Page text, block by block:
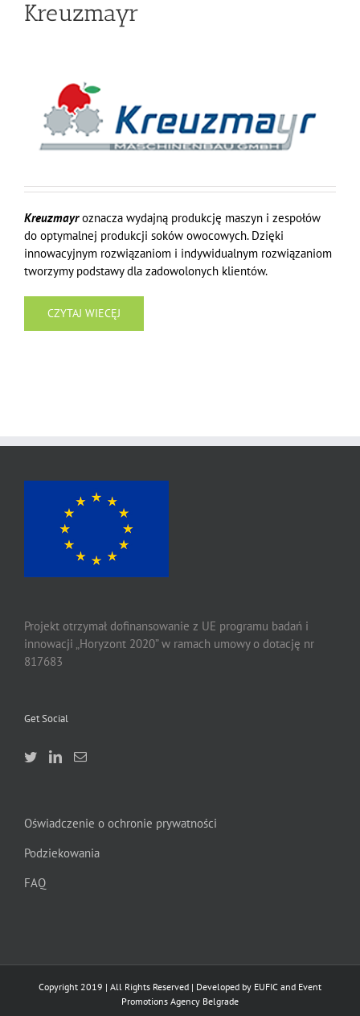
Kreuzmayr
Kreuzmayroznacza wydajną produkcję maszyn i zespołów
do optymalnej produkcji soków owocowych. Dzięki
innowacyjnym rozwiązaniom i indywidualnym rozwiązaniom
tworzymy podstawy dla zadowolonych klientów.
CZYTAJ WIECĘJ
Projekt otrzymał dofinansowanie z UE programu badań i
innowacji „Horyzont 2020” w ramach umowy o dotację nr
817683
Get Social
Oświadczenie o ochronie prywatności
Podziekowania
FAQ
Copyright 2019 | All Rights Reserved | Developed by EUFIC and Event
Promotions Agency Belgrade